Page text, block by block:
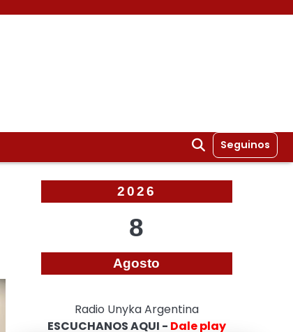
Seguinos
2026
8
Agosto
Radio Unyka Argentina
ESCUCHANOS AQUI - Dale play